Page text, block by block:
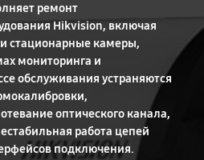
ремонт
Hikvision, включая
стационарные камеры,
мониторинга и
обслуживания устраняются
оптического канала,
работа цепей
подключения.